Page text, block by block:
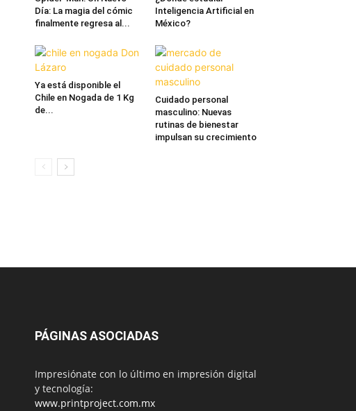
Día: La magia del cómic
finalmente regresa al...
Inteligencia Artificial en
México?
Ya está disponible el
Chile en Nogada de 1 Kg
de...
Cuidado personal
masculino: Nuevas
rutinas de bienestar
impulsan su crecimiento
PÁGINAS ASOCIADAS
Impresiónate con lo último en impresión digital
y tecnología:
www.printproject.com.mx